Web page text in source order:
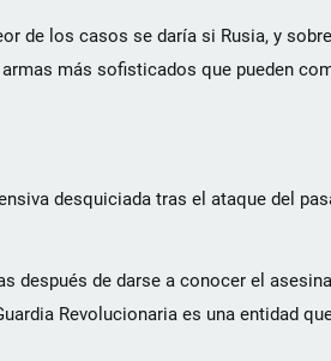
de los casos se daría si Rusia, y
más sofisticados que pueden
desquiciada tras el ataque del
después de darse a conocer el
Revolucionaria es una entidad